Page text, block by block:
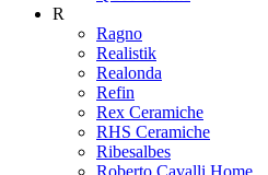
R
Ragno
Realistik
Realonda
Refin
Rex Ceramiche
RHS Ceramiche
Ribesalbes
Roberto Cavalli Home